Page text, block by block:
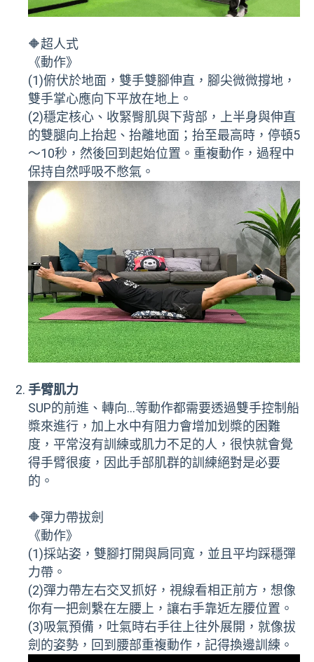
🔶超人式
《動作》
(1)俯伏於地面，雙手雙腳伸直，腳尖微微撐地，
雙手掌心應向下平放在地上。
(2)穩定核心、收緊臀肌與下背部，上半身與伸直
的雙腿向上抬起、抬離地面；抬至最高時，停頓5
～10秒，然後回到起始位置。重複動作，過程中
保持自然呼吸不憋氣。
手臂肌力
SUP的前進、轉向…等動作都需要透過雙手控制船
槳來進行，加上水中有阻力會增加划槳的困難
度，平常沒有訓練或肌力不足的人，很快就會覺
得手臂很痠，因此手部肌群的訓練絕對是必要
的。
🔶彈力帶拔劍
《動作》
(1)採站姿，雙腳打開與肩同寬，並且平均踩穩彈
力帶。
(2)彈力帶左右交叉抓好，視線看相正前方，想像
你有一把劍繫在左腰上，讓右手靠近左腰位置。
(3)吸氣預備，吐氣時右手往上往外展開，就像拔
劍的姿勢，回到腰部重複動作，記得換邊訓練。